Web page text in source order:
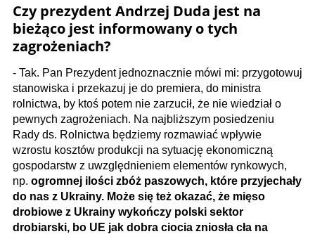
Czy prezydent Andrzej Duda jest na
bieżąco jest informowany o tych
zagrożeniach?
- Tak. Pan Prezydent jednoznacznie mówi mi: przygotowuj
stanowiska i przekazuj je do premiera, do ministra
rolnictwa, by ktoś potem nie zarzucił, że nie wiedział o
pewnych zagrożeniach. Na najbliższym posiedzeniu
Rady ds. Rolnictwa będziemy rozmawiać wpływie
wzrostu kosztów produkcji na sytuację ekonomiczną
gospodarstw z uwzględnieniem elementów rynkowych,
np. ogromnej ilości zbóż paszowych, które przyjechały
do nas z Ukrainy. Może się też okazać, że mięso
drobiowe z Ukrainy wykończy polski sektor
drobiarski, bo UE jak dobra ciocia zniosła cła na